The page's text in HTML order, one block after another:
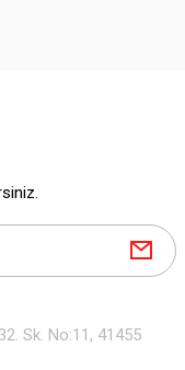
Sk. No:11, 41455